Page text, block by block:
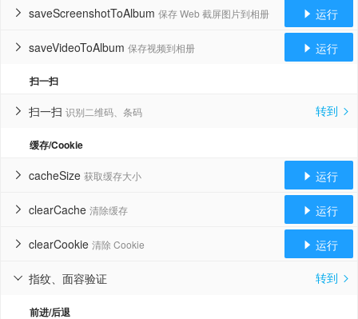
saveScreenshotToAlbum 保存 Web 截屏图片到相册
  运行
saveVideoToAlbum 保存视频到相册
  运行
扫一扫
扫一扫 识别二维码、条码
 转到 
缓存/Cookie
cacheSize 获取缓存大小
  运行
clearCache 清除缓存
  运行
clearCookie 清除 Cookie
  运行
指纹、面容验证
 转到 
前进/后退